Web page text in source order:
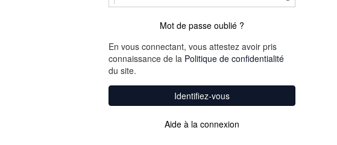
Mot de passe oublié ?
En vous connectant, vous attestez avoir pris
connaissance de la Politique de confidentialité
du site.
Identifiez-vous
Aide à la connexion